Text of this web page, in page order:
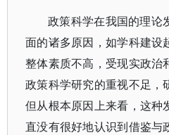
政策科学在我国的理论
面的诸多原因，如学科建设
整体素质不高，受现实政治
政策科学研究的重视不足，
但从根本原因上来看，这种
直没有很好地认识到借鉴与